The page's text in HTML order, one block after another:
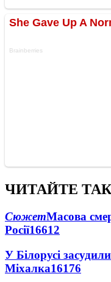
ЧИТАЙТЕ
СюжетМасова
Росії16612
У Білорусі
Міхалка16176